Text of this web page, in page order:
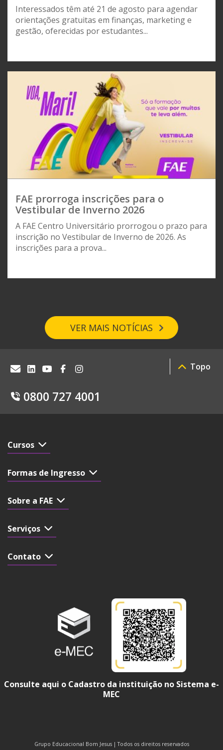
Interessados têm até 21 de agosto para agendar
orientações gratuitas em finanças, marketing e
gestão, oferecidas por estudantes...
FAE prorroga inscrições para o
Vestibular de Inverno 2026
A FAE Centro Universitário prorrogou o prazo para
inscrição no Vestibular de Inverno de 2026. As
inscrições para a prova...
VER MAIS NOTÍCIAS
0800 727 4001
Topo
Cursos
Formas de Ingresso
Sobre a FAE
Serviços
Contato
Consulte aqui o Cadastro da instituição no Sistema e-
MEC
Grupo Educacional Bom Jesus | Todos os direitos reservados